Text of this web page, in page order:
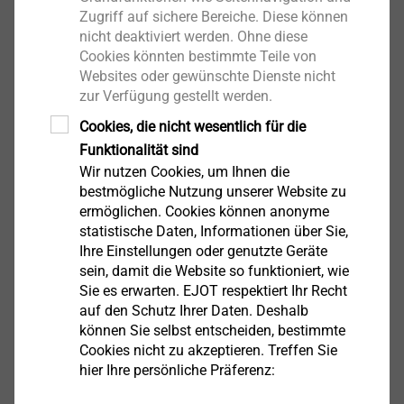
Unterkonstruktion zum Einsatz. Sie zeigen ihre Stärke
besonders beim schnellen und flexiblen Einsatz, da ein
Vorbohren entfällt. Geeignet sind sie ebenfalls für den
Einsatz in Stahl und Aluminium und bei einer
Kombination dieser beiden Werkstoffe bis zu einer
Gesamtdicke der Verbindung von 6 mm.
Die JT3 Bohrschraube (links) zeichnet sich besonders durch einen
Zugriff auf sichere Bereiche. Diese können
nicht deaktiviert werden. Ohne diese
Cookies könnten bestimmte Teile von
Websites oder gewünschte Dienste nicht
zur Verfügung gestellt werden.
Cookies, die nicht wesentlich für die
Funktionalität sind
Wir nutzen Cookies, um Ihnen die
bestmögliche Nutzung unserer Website zu
ermöglichen. Cookies können anonyme
statistische Daten, Informationen über Sie,
Ihre Einstellungen oder genutzte Geräte
sein, damit die Website so funktioniert, wie
Sie es erwarten. EJOT respektiert Ihr Recht
auf den Schutz Ihrer Daten. Deshalb
können Sie selbst entscheiden, bestimmte
Cookies nicht zu akzeptieren. Treffen Sie
hier Ihre persönliche Präferenz: